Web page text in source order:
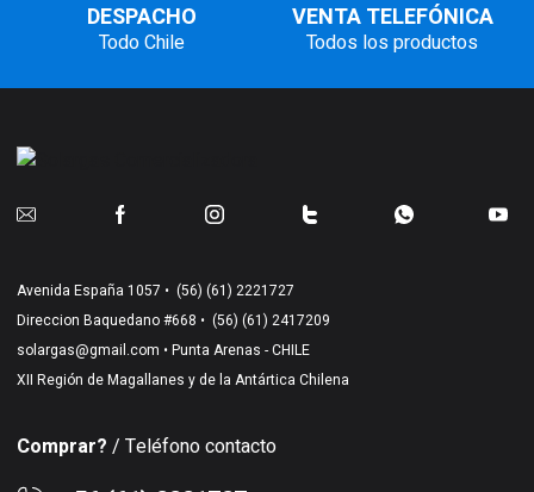
DESPACHO
Todo Chile
VENTA TELEFÓNICA
Todos los productos
Avenida España 1057 • (56) (61) 2221727
Direccion Baquedano #668 • (56) (61) 2417209
solargas@gmail.com • Punta Arenas - CHILE
XII Región de Magallanes y de la Antártica Chilena
Comprar? / Teléfono contacto